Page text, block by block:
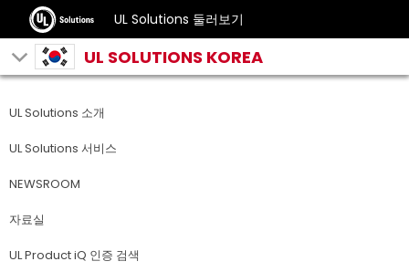
UL Solutions 둘러보기
UL SOLUTIONS KOREA
UL Solutions 소개
UL Solutions 서비스
NEWSROOM
자료실
UL Product iQ 인증 검색